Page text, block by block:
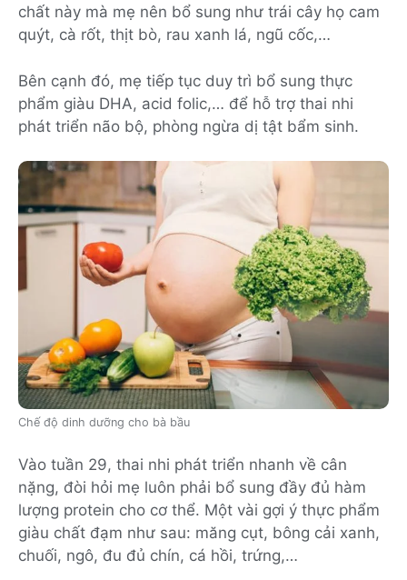
chất này mà mẹ nên bổ sung như trái cây họ cam
quýt, cà rốt, thịt bò, rau xanh lá, ngũ cốc,…
Bên cạnh đó, mẹ tiếp tục duy trì bổ sung thực
phẩm giàu DHA, acid folic,… để hỗ trợ thai nhi
phát triển não bộ, phòng ngừa dị tật bẩm sinh.
Chế độ dinh dưỡng cho bà bầu
Vào tuần 29, thai nhi phát triển nhanh về cân
nặng, đòi hỏi mẹ luôn phải bổ sung đầy đủ hàm
lượng protein cho cơ thể. Một vài gợi ý thực phẩm
giàu chất đạm như sau: măng cụt, bông cải xanh,
chuối, ngô, đu đủ chín, cá hồi, trứng,…